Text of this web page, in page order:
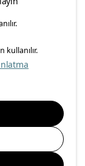
hizmet ve
kullanılır.